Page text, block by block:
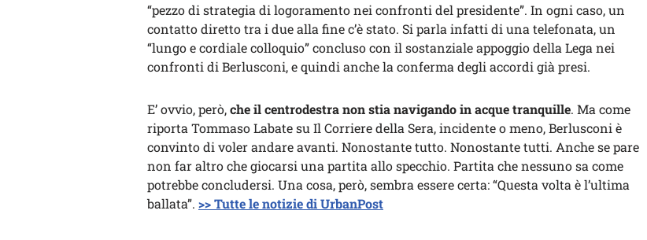
“pezzo di strategia di logoramento nei confronti del presidente”. In ogni caso, un
contatto diretto tra i due alla fine c’è stato. Si parla infatti di una telefonata, un
“lungo e cordiale colloquio” concluso con il sostanziale appoggio della Lega nei
confronti di Berlusconi, e quindi anche la conferma degli accordi già presi.
E’ ovvio, però,che il centrodestra non stia navigando in acque tranquille. Ma come
riporta Tommaso Labate su Il Corriere della Sera, incidente o meno, Berlusconi è
convinto di voler andare avanti. Nonostante tutto. Nonostante tutti. Anche se pare
non far altro che giocarsi una partita allo specchio. Partita che nessuno sa come
potrebbe concludersi. Una cosa, però, sembra essere certa: “Questa volta è l’ultima
ballata”. >> Tutte le notizie di UrbanPost